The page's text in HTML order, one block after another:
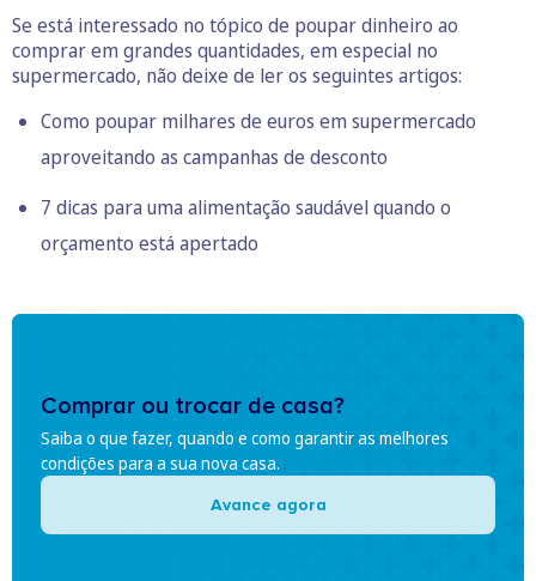
Se está interessado no tópico de poupar dinheiro ao
comprar em grandes quantidades, em especial no
supermercado, não deixe de ler os seguintes artigos:
Como poupar milhares de euros em supermercado
aproveitando as campanhas de desconto
7 dicas para uma alimentação saudável quando o
orçamento está apertado
Comprar ou trocar de casa?
Saiba o que fazer, quando e como garantir as melhores
condições para a sua nova casa.
Avance agora